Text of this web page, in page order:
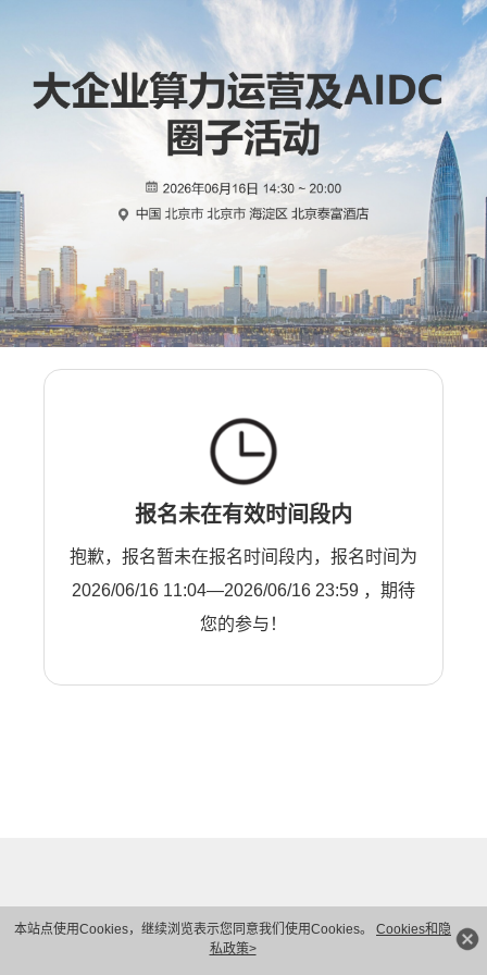
本站点使用Cookies，继续浏览表示您同意我们使用Cookies。 Cookies和隐
私政策>
报名未在有效时间段内
抱歉，报名暂未在报名时间段内，报名时间为
2026/06/16 11:04—2026/06/16 23:59 ，期待
您的参与！